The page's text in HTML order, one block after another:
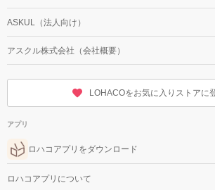
ASKUL（法人向け）
アスクル株式会社（会社概要）
LOHACOをお気に入りストアに
アプリ
ロハコアプリをダウンロード
ロハコアプリについて